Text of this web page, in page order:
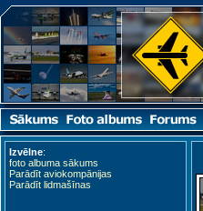
Izvēlne:
foto albuma sākums
Parādīt aviokompānijas
Parādīt lidmašīnas